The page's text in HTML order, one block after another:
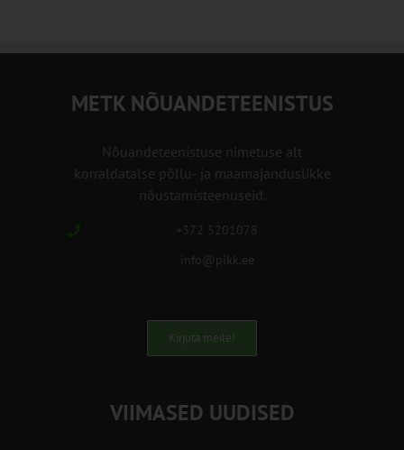
METK NÕUANDETEENISTUS
Nõuandeteenistuse nimetuse alt
korraldatalse põllu- ja maamajanduslikke
nõustamisteenuseid.
+372 5201078
info@pikk.ee
Kirjuta meile!
VIIMASED UUDISED